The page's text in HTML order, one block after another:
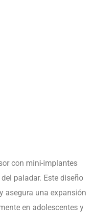
con mini-implantes
paladar. Este diseño
asegura una expansión
en adolescentes y